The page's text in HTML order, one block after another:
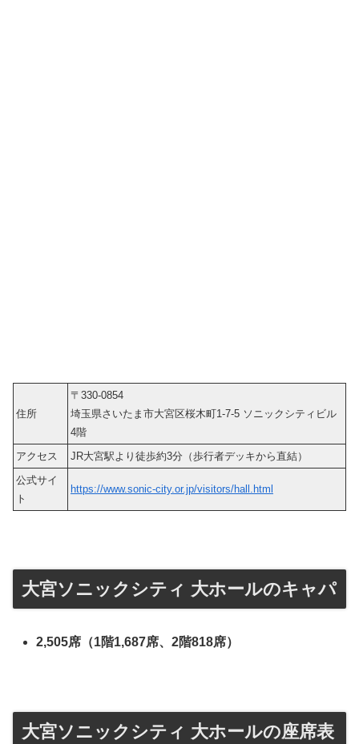
住所
〒330-0854
埼玉県さいたま市大宮区桜木町1-7-5 ソニックシティビル
4階
アクセス
JR大宮駅より徒歩約3分（歩行者デッキから直結）
公式サイ
ト
https://www.sonic-city.or.jp/visitors/hall.html
大宮ソニックシティ 大ホールのキャパ
2,505席（1階1,687席、2階818席）
大宮ソニックシティ 大ホールの座席表